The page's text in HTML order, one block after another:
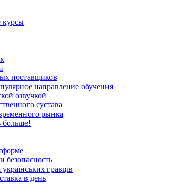
курсы
поставщиков
направление обучения
озвучкой
сустава
рынка
больше!
безопасность
гравців
в день